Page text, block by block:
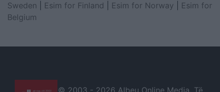
Sweden
Esim for Finland Esim for Norway
Esim for
Belgium